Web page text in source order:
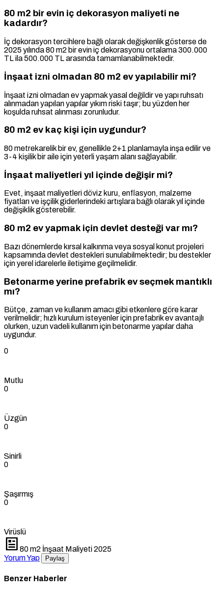
80 m2 bir evin iç dekorasyon maliyeti ne
kadardır?
İç dekorasyon tercihlere bağlı olarak değişkenlik gösterse de
2025 yılında 80 m2 bir evin iç dekorasyonu ortalama 300.000
TL ila 500.000 TL arasında tamamlanabilmektedir.
İnşaat izni olmadan 80 m2 ev yapılabilir mi?
İnşaat izni olmadan ev yapmak yasal değildir ve yapı ruhsatı
alınmadan yapılan yapılar yıkım riski taşır; bu yüzden her
koşulda ruhsat alınması zorunludur.
80 m2 ev kaç kişi için uygundur?
80 metrekarelik bir ev, genellikle 2+1 planlamayla inşa edilir ve
3-4 kişilik bir aile için yeterli yaşam alanı sağlayabilir.
İnşaat maliyetleri yıl içinde değişir mi?
Evet, inşaat maliyetleri döviz kuru, enflasyon, malzeme
fiyatları ve işçilik giderlerindeki artışlara bağlı olarak yıl içinde
değişiklik gösterebilir.
80 m2 ev yapmak için devlet desteği var mı?
Bazı dönemlerde kırsal kalkınma veya sosyal konut projeleri
kapsamında devlet destekleri sunulabilmektedir; bu destekler
için yerel idarelerle iletişime geçilmelidir.
Betonarme yerine prefabrik ev seçmek mantıklı
mı?
Bütçe, zaman ve kullanım amacı gibi etkenlere göre karar
verilmelidir; hızlı kurulum isteyenler için prefabrik ev avantajlı
olurken, uzun vadeli kullanım için betonarme yapılar daha
uygundur.
0
Mutlu
0
Üzgün
0
Sinirli
0
Şaşırmış
0
Virüslü
80 m2 İnşaat Maliyeti 2025
Yorum Yap
Paylaş
Benzer Haberler